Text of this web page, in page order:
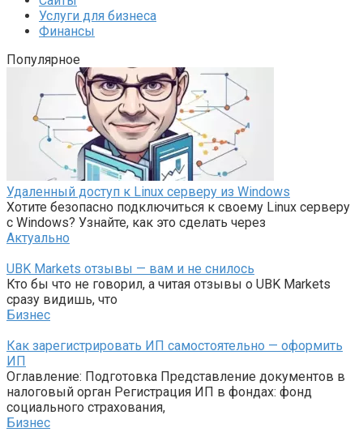
Услуги для бизнеса
Финансы
Популярное
Удаленный доступ к Linux серверу из Windows
Хотите безопасно подключиться к своему Linux серверу
с Windows? Узнайте, как это сделать через
Актуально
UBK Markets отзывы — вам и не снилось
Кто бы что не говорил, а читая отзывы о UBK Markets
сразу видишь, что
Бизнес
Как зарегистрировать ИП самостоятельно — оформить
ИП
Оглавление: Подготовка Представление документов в
налоговый орган Регистрация ИП в фондах: фонд
социального страхования,
Бизнес